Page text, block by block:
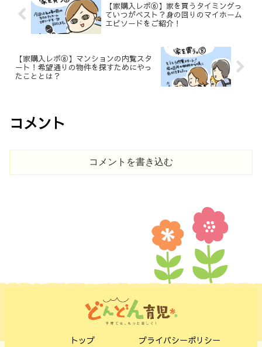
【家購入レポ⑥】家を買うタイミングっ
ていつがベスト？身の回りのマイホーム
エピソードをご紹介！
【家購入レポ⑧】マンションの内覧スタ
ート！希望通りの物件を探すためにやっ
たこととは？
コメント
コメントを書き込む
トップ プライバシーポリシー